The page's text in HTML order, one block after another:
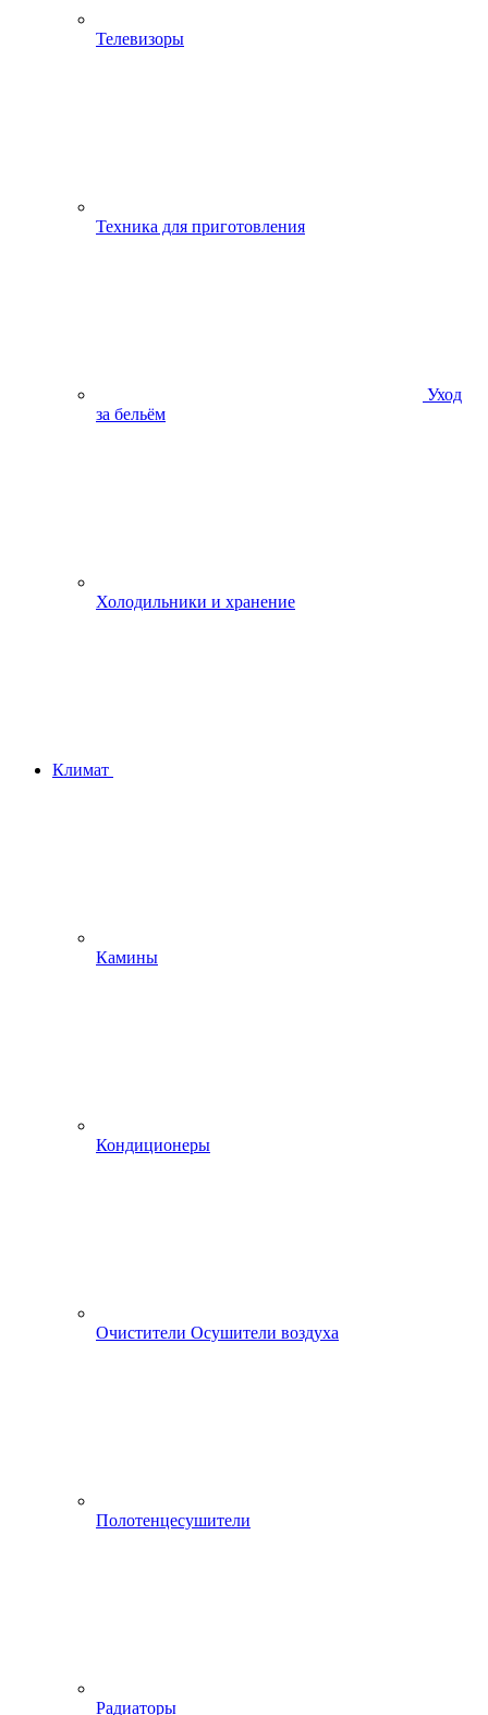
Телевизоры
Техника для приготовления
Уход
за бельём
Холодильники и хранение
Климат
Камины
Кондиционеры
Очистители Осушители воздуха
Полотенцесушители
Радиаторы